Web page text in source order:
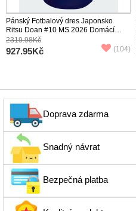
Pánský Fotbalový dres Japonsko
Ritsu Doan #10 MS 2026 Domácí
Krátký Rukáv
2319.98Kč
927.95Kč (104)
Doprava zdarma
Snadný návrat
Bezpečná platba